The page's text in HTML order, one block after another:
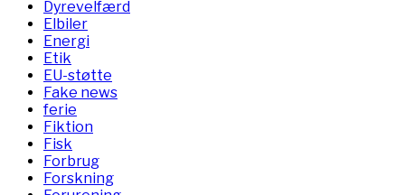
Dyrevelfærd
Elbiler
Energi
Etik
EU-støtte
Fake news
ferie
Fiktion
Fisk
Forbrug
Forskning